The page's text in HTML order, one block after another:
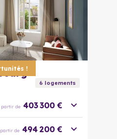
!
6logements
partir de 403 300 €
de 494 200 €